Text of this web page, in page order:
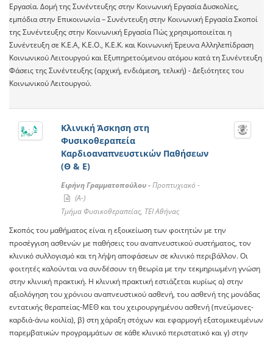
Εργασία. Δομή της Συνέντευξης στην Κοινωνική Εργασία Δυσκολίες,
εμπόδια στην Επικοινωνία – Συνέντευξη στην Κοινωνική Εργασία Σκοποί
της Συνέντευξης στην Κοινωνική Εργασία Πώς χρησιμοποιείται η
Συνέντευξη σε Κ.Ε.Α, Κ.Ε.Ο., Κ.Ε.Κ. και Κοινωνική Έρευνα Αλληλεπίδραση
Κοινωνικού Λειτουργού και Εξυπηρετούμενου ατόμου κατά τη Συνέντευξη
Φάσεις της Συνέντευξης (αρχική, ενδιάμεση, τελική) - Δεξιότητες του
Κοινωνικού Λειτουργού.
Κλινική Άσκηση στη
Φυσικοθεραπεία
Καρδιοαναπνευστικών Παθήσεων
(Θ & Ε)
Ειρήνη Γραμματοπούλου -Προπτυχιακό -
(A-)
Τμήμα Φυσικοθεραπείας, ΤΕΙ Αθήνας
Σκοπός του μαθήματος είναι η εξοικείωση των φοιτητών με την
προσέγγιση ασθενών με παθήσεις του αναπνευστικού συστήματος, τον
κλινικό συλλογισμό και τη λήψη αποφάσεων σε κλινικό περιβάλλον. Οι
φοιτητές καλούνται να συνδέσουν τη θεωρία με την τεκμηριωμένη γνώση
στην κλινική πρακτική. Η κλινική πρακτική εστιάζεται κυρίως α) στην
αξιολόγηση του χρόνιου αναπνευστικού ασθενή, του ασθενή της μονάδας
εντατικής θεραπείας-ΜΕΘ και του χειρουργημένου ασθενή (πνεύμονες-
καρδιά-άνω κοιλία), β) στη χάραξη στόχων και εφαρμογή εξατομικευμένων
παρεμβατικών προγραμμάτων σε κάθε κλινικό περιστατικό και γ) στην